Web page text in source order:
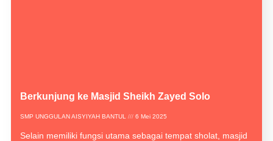
Berkunjung ke Masjid Sheikh Zayed Solo
SMP UNGGULAN AISYIYAH BANTUL 6 Mei 2025
Selain memiliki fungsi utama sebagai tempat sholat, masjid